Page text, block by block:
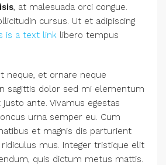
, at malesuada orci congue.
cursus. Ut et adipiscing
is a text link libero tempus
neque, et ornare neque
sagittis dolor sed mi elementum
ante. Vivamus egestas
urna semper eu. Cum
et magnis dis parturient
mus. Integer tristique elit
quis dictum metus mattis.